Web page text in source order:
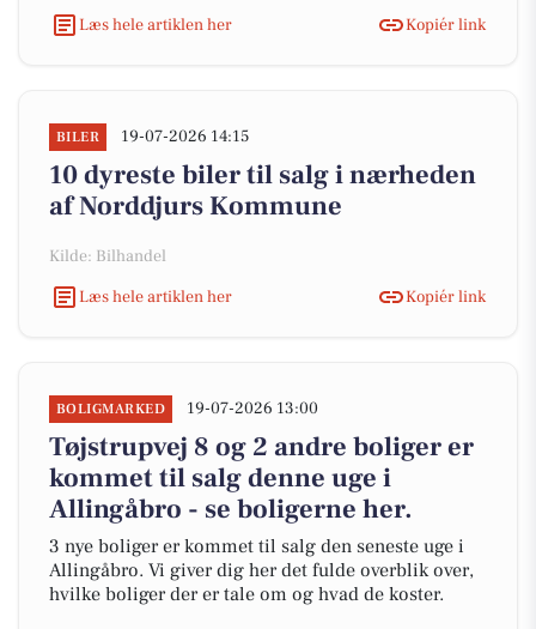
Læs hele artiklen her
Kopiér link
BILER 19-07-2026 14:15
10 dyreste biler til salg i nærheden
af Norddjurs Kommune
Kilde: Bilhandel
Læs hele artiklen her
Kopiér link
BOLIGMARKED 19-07-2026 13:00
Tøjstrupvej 8 og 2 andre boliger er
kommet til salg denne uge i
Allingåbro - se boligerne her.
3 nye boliger er kommet til salg den seneste uge i
Allingåbro. Vi giver dig her det fulde overblik over,
hvilke boliger der er tale om og hvad de koster.